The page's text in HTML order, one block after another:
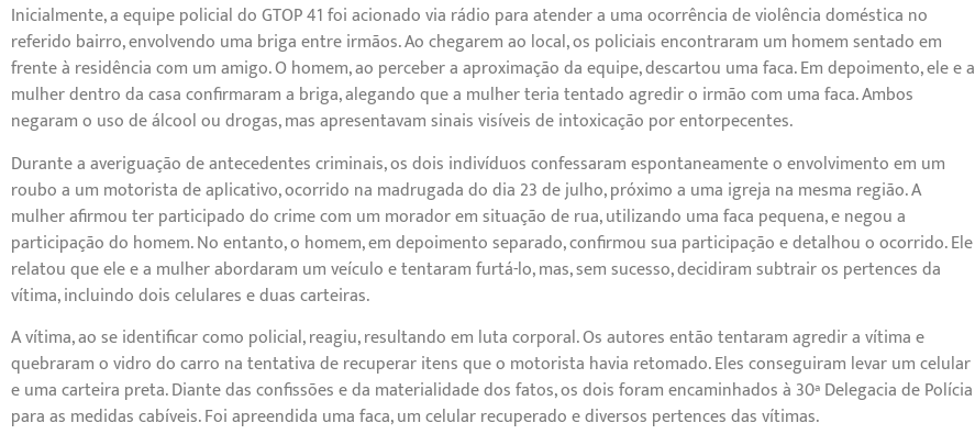
Inicialmente, a equipe policial do GTOP 41 foi acionado via rádio para atender a uma ocorrência de violência doméstica no
referido bairro, envolvendo uma briga entre irmãos. Ao chegarem ao local, os policiais encontraram um homem sentado em
frente à residência com um amigo. O homem, ao perceber a aproximação da equipe, descartou uma faca. Em depoimento, ele e a
mulher dentro da casa confirmaram a briga, alegando que a mulher teria tentado agredir o irmão com uma faca. Ambos
negaram o uso de álcool ou drogas, mas apresentavam sinais visíveis de intoxicação por entorpecentes.
Durante a averiguação de antecedentes criminais, os dois indivíduos confessaram espontaneamente o envolvimento em um
roubo a um motorista de aplicativo, ocorrido na madrugada do dia 23 de julho, próximo a uma igreja na mesma região. A
mulher afirmou ter participado do crime com um morador em situação de rua, utilizando uma faca pequena, e negou a
participação do homem. No entanto, o homem, em depoimento separado, confirmou sua participação e detalhou o ocorrido. Ele
relatou que ele e a mulher abordaram um veículo e tentaram furtá-lo, mas, sem sucesso, decidiram subtrair os pertences da
vítima, incluindo dois celulares e duas carteiras.
A vítima, ao se identificar como policial, reagiu, resultando em luta corporal. Os autores então tentaram agredir a vítima e
quebraram o vidro do carro na tentativa de recuperar itens que o motorista havia retomado. Eles conseguiram levar um celular
e uma carteira preta. Diante das confissões e da materialidade dos fatos, os dois foram encaminhados à 30ª Delegacia de Polícia
para as medidas cabíveis. Foi apreendida uma faca, um celular recuperado e diversos pertences das vítimas.